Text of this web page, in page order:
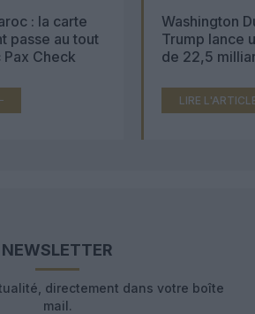
: la carte
passe au tout
Check
Washington
Trump lance
de 22,5
LIRE
NEWSLETTER
directement dans votre boîte
mail.